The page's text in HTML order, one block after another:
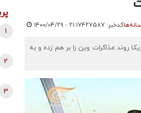
کدخبر: ۴۲۷۵۸۷ ۱۴۰۰/۰۴/۲۹ - ۲۱:۱۷
روند مذاکرات وین را بر هم زده و به
1
2
3